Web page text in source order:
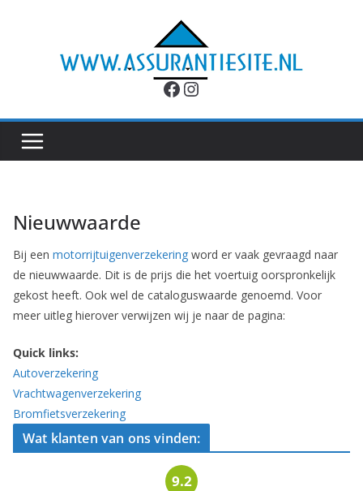
Facebook
Instagram
Nieuwwaarde
Bij een motorrijtuigenverzekering word er vaak gevraagd naar
de nieuwwaarde. Dit is de prijs die het voertuig oorspronkelijk
gekost heeft. Ook wel de cataloguswaarde genoemd. Voor
meer uitleg hierover verwijzen wij je naar de pagina:
Quick links:
Autoverzekering
Vrachtwagenverzekering
Bromfietsverzekering
Wat klanten van ons vinden:
9.2